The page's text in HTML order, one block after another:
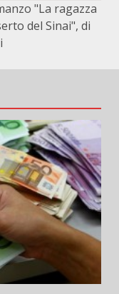
"La ragazza
del Sinai", di